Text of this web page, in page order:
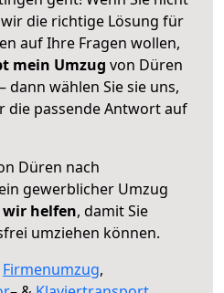
die richtige Lösung für
auf Ihre Fragen wollen,
mein Umzug von Düren
dann wählen Sie sie uns,
die passende Antwort auf
Düren nach
gewerblicher Umzug
wir helfen, damit Sie
umziehen können.
Firmenumzug,